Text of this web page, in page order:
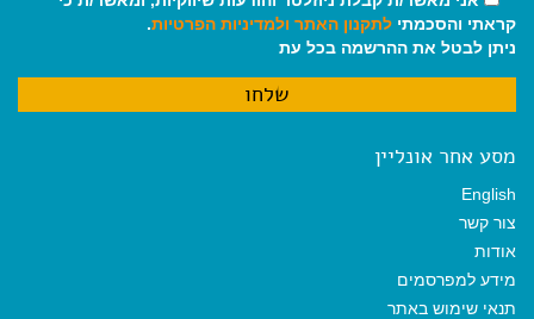
קראתי והסכמתי לתקנון האתר ולמדיניות הפרטיות.
ניתן לבטל את ההרשמה בכל עת
מסע אחר אונליין
English
צור קשר
אודות
מידע למפרסמים
תנאי שימוש באתר